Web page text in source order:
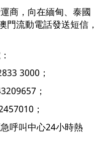
商，向在緬甸、泰國
門流動電話發送短信，
3000；
；
；
呼叫中心24小時熱